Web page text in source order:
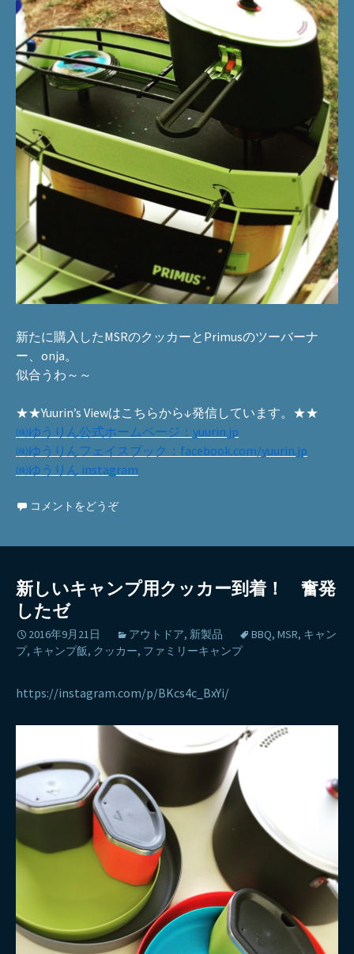
新たに購入したMSRのクッカーとPrimusのツーバーナ
ー、onja。
似合うわ～～
★★Yuurin’s Viewはこちらから↓発信しています。★★
㈱ゆうりん公式ホームページ：yuurin.jp
㈱ゆうりんフェイスブック：facebook.com/yuurin.jp
㈱ゆうりん instagram
コメントをどうぞ
新しいキャンプ用クッカー到着！ 奮発
したゼ
2016年9月21日 アウトドア, 新製品 BBQ, MSR, キャン
プ, キャンプ飯, クッカー, ファミリーキャンプ
https://instagram.com/p/BKcs4c_BxYi/